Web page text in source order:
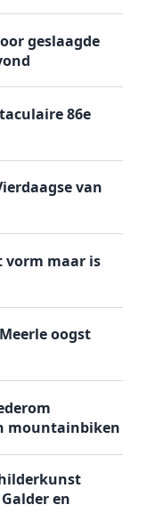
geslaagde
86e
van
maar is
oogst
mountainbiken
en